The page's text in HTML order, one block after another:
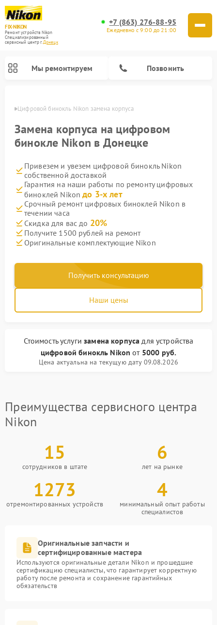
FIX-NIKON
Ремонт устройств Nikon
Специализированный
cервисный центр г.Донецк
+7 (863) 276-88-95
Ежедневно с 9:00 до 21:00
Мы ремонтируем Позвонить
Цифровой бинокль Nikon замена корпуса
Замена корпуса на цифровом
бинокле Nikon в Донецке
Привезем и увезем цифровой бинокль Nikon
собственной доставкой
Гарантия на наши работы по ремонту цифровых
биноклей Nikonдо 3-х лет
Срочный ремонт цифровых биноклей Nikon в
течении часа
Скидка для вас до 20%
Получите 1500 рублей на ремонт
Оригинальные комплектующие Nikon
Получить консультацию
Наши цены
Стоимость услугизамена корпуса для устройства
цифровой бинокль Nikon от 5000 руб.
Цена актуальна на текущую дату 09.08.2026
Преимущества сервисного центра
Nikon
15
сотрудников в штате
6
лет на рынке
1273
отремонтированных устройств
4
минимальный опыт работы
специалистов
Оригинальные запчасти и
сертифицированные мастера
Используются оригинальные детали Nikon и прошедшие
сертификацию специалисты, что гарантирует корректную
работу после ремонта и сохранение гарантийных
обязательств